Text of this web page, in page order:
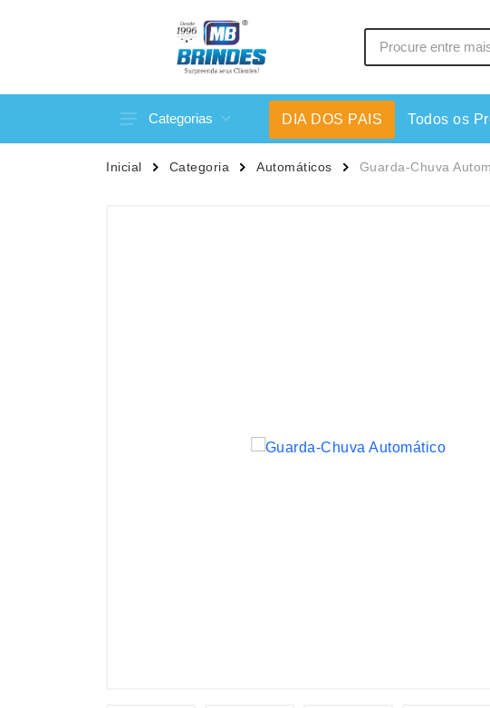
Categorias
Acessórios p/ Celular
Canecas
DIA DOS PAIS Todos os
Inicial Categoria Automáticos Guarda-Chuva